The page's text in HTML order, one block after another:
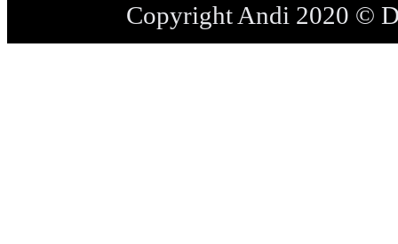
Copyright Andi 2020 ©